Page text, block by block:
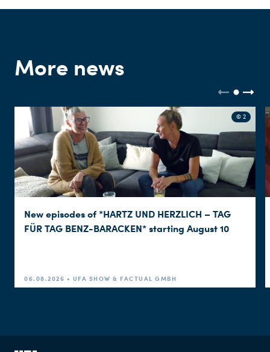
More news
© 2
New episodes of *HARTZ UND HERZLICH – TAG
FÜR TAG BENZ-BARACKEN* starting August 10
06.08.2026 • UFA SHOW & FACTUAL GMBH